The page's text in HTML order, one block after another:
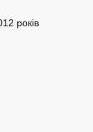
років